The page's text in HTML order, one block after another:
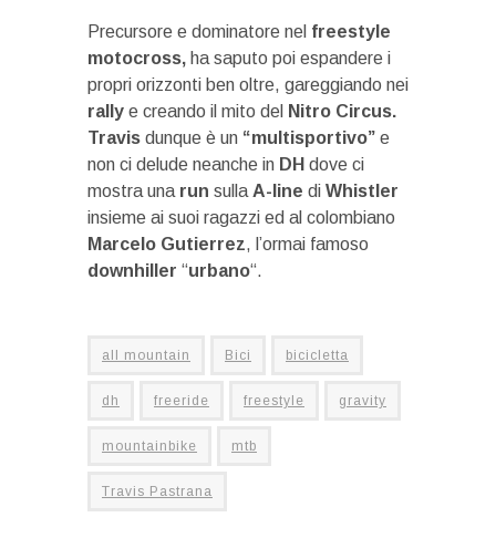
Precursore e dominatore nel freestyle
motocross, ha saputo poi espandere i
propri orizzonti ben oltre, gareggiando nei
rally e creando il mito del Nitro Circus.
Travis dunque è un “multisportivo” e
non ci delude neanche in DH dove ci
mostra una run sulla A-line di Whistler
insieme ai suoi ragazzi ed al colombiano
Marcelo Gutierrez, l’ormai famoso
downhiller “urbano“.
all mountain Bici bicicletta
dh freeride freestyle gravity
mountainbike mtb
Travis Pastrana